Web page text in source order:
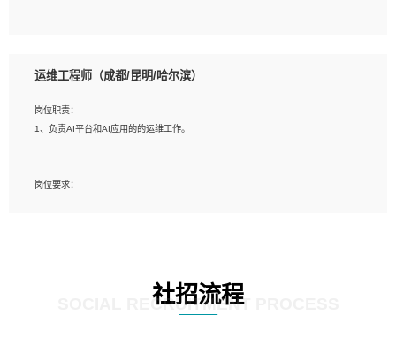
2、熟悉linux命令；
4、熟练使用oracle、mysql进行开发；
5、熟悉流程开发如使用activiti；
运维工程师（成都/昆明/哈尔滨）
岗位职责：
1、负责AI平台和AI应用的的运维工作。
岗位要求：
4、掌握DevOps思想、方法和流程。Jenkins工具使用；
5、掌握常见中间件配置与优化，如mysql、nginx等；
社招流程
SOCIAL RECRUITMENT PROCESS